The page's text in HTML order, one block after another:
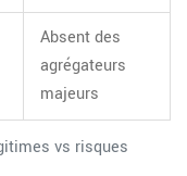
vs risques
Absent des
agrégateurs
majeurs